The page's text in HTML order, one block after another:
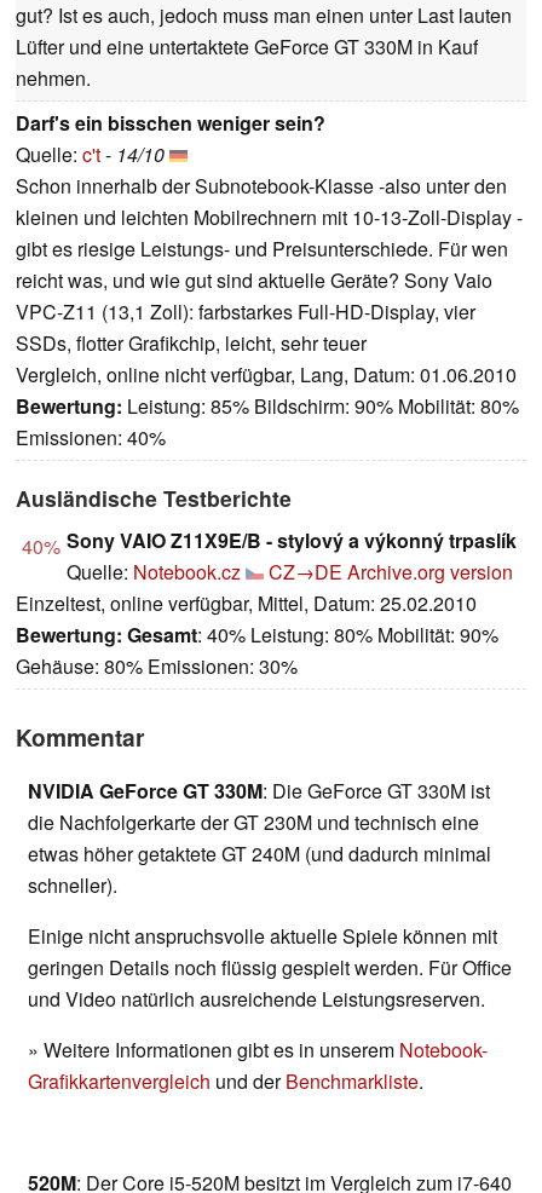
gut? Ist es auch, jedoch muss man einen unter Last lauten
Lüfter und eine untertaktete GeForce GT 330M in Kauf
nehmen.
Darf's ein bisschen weniger sein?
Quelle: c't- 14/10
Schon innerhalb der Subnotebook-Klasse -also unter den
kleinen und leichten Mobilrechnern mit 10-13-Zoll-Display -
gibt es riesige Leistungs- und Preisunterschiede. Für wen
reicht was, und wie gut sind aktuelle Geräte? Sony Vaio
VPC-Z11 (13,1 Zoll): farbstarkes Full-HD-Display, vier
SSDs, flotter Grafikchip, leicht, sehr teuer
Vergleich, online nicht verfügbar, Lang, Datum: 01.06.2010
Bewertung: Leistung: 85% Bildschirm: 90% Mobilität: 80%
Emissionen: 40%
Ausländische Testberichte
40% Sony VAIO Z11X9E/B - stylový a výkonný trpaslík
Quelle: Notebook.cz CZ→DE Archive.org version
Einzeltest, online verfügbar, Mittel, Datum: 25.02.2010
Bewertung: Gesamt: 40% Leistung: 80% Mobilität: 90%
Gehäuse: 80% Emissionen: 30%
Kommentar
NVIDIA GeForce GT 330M: Die GeForce GT 330M ist
die Nachfolgerkarte der GT 230M und technisch eine
etwas höher getaktete GT 240M (und dadurch minimal
schneller).
Einige nicht anspruchsvolle aktuelle Spiele können mit
geringen Details noch flüssig gespielt werden. Für Office
und Video natürlich ausreichende Leistungsreserven.
» Weitere Informationen gibt es in unserem Notebook-
Grafikkartenvergleich und derBenchmarkliste.
520M: Der Core i5-520M besitzt im Vergleich zum i7-640